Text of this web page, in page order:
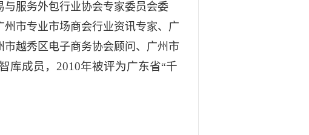
服务外包行业协会专家委员会委
市专业市场商会行业资讯专家、广
越秀区电子商务协会顾问、广州市
库成员， 2010年被评为广东省“千